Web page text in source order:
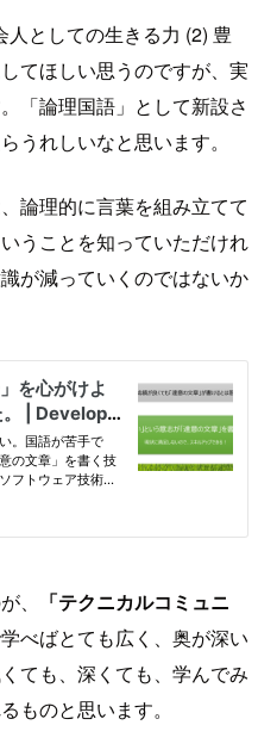
としての生きる力 (2) 豊
てほしい思うのですが、実
「論理国語」として新設さ
うれしいなと思います。
論理的に言葉を組み立てて
うことを知っていただけれ
が減っていくのではないか
、
「テクニカルコミュニ
べばとても広く、奥が深い
ても、深くても、学んでみ
ものと思います。